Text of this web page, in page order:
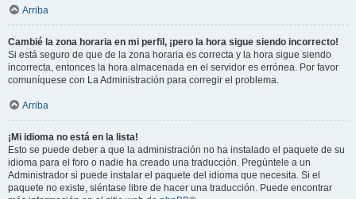
Arriba
Cambié la zona horaria en mi perfil, ¡pero la hora sigue siendo incorrecto!
Si está seguro de que de la zona horaria es correcta y la hora sigue siendo
incorrecta, entonces la hora almacenada en el servidor es errónea. Por favor
comuníquese con La Administración para corregir el problema.
Arriba
¡Mi idioma no está en la lista!
Esto se puede deber a que la administración no ha instalado el paquete de su
idioma para el foro o nadie ha creado una traducción. Pregúntele a un
Administrador si puede instalar el paquete del idioma que necesita. Si el
paquete no existe, siéntase libre de hacer una traducción. Puede encontrar